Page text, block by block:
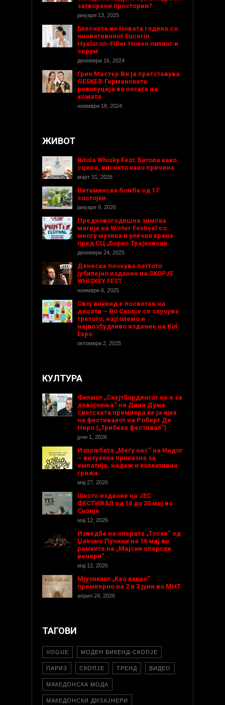
затворени простории?
јануари 13, 2025
Блеснете во Новата година со
иновативниот Eucerin
Hyaluron-Filler Ноќен пилинг и
серум
декември 16, 2024
Грин Мастер Ви ја претставува
GESKE® Германската
револуција во негата на
кожата
ноември 18, 2024
ЖИВОТ
Bitola Whisky Fest: Битола како
сцена, вискито како причина
март 31, 2026
Витаминска бомба од 17
состојки
јануари 9, 2026
Предновогодишнa зимска
магија на Winter Festival со
многу музика и улична храна
пред СЦ „Борис Трајковски
декември 24, 2025
Денеска почнува петтото
јубилејно издание на SKOPJE
WHISKEY FEST
ноември 6, 2025
Овој викенд е посветен на
децата – Во Скопје се случува
третото, најголемо и
највозбудливо издание на Kid
Expo
октомври 2, 2025
КУЛТУРА
Филмот „Скејтбордингот не е за
девојчиња“ на Дина Дума
светската премиера ќе ја има
на фестивалот на Роберт Де
Ниро („Трибека фестивал“)
јуни 1, 2026
Изложбата „Меѓу нас“ на Индог
– визуелна приказна за
емпатија, надеж и колективна
грижа
мај 27, 2026
Шесто издание на ЈЕС
ФЕСТИВАЛ од 14 до 20 мај во
Скопје
мај 12, 2026
Изведба на операта „Тоска“ од
Џакомо Пучини на 16 мај во
рамките на „Мајски оперски
вечери“
мај 12, 2026
Мјузиклот „Као какао“
премиерно на 2 и 3 јуни во МНТ
април 24, 2026
ТАГОВИ
VOGUE МОДЕН ВИКЕНД-СКОПЈЕ
ПАРИЗ СКОПЈЕ ТРЕНД ВИДЕО
МАКЕДОНСКА МОДА
МАКЕДОНСКИ ДИЗАЈНЕРИ